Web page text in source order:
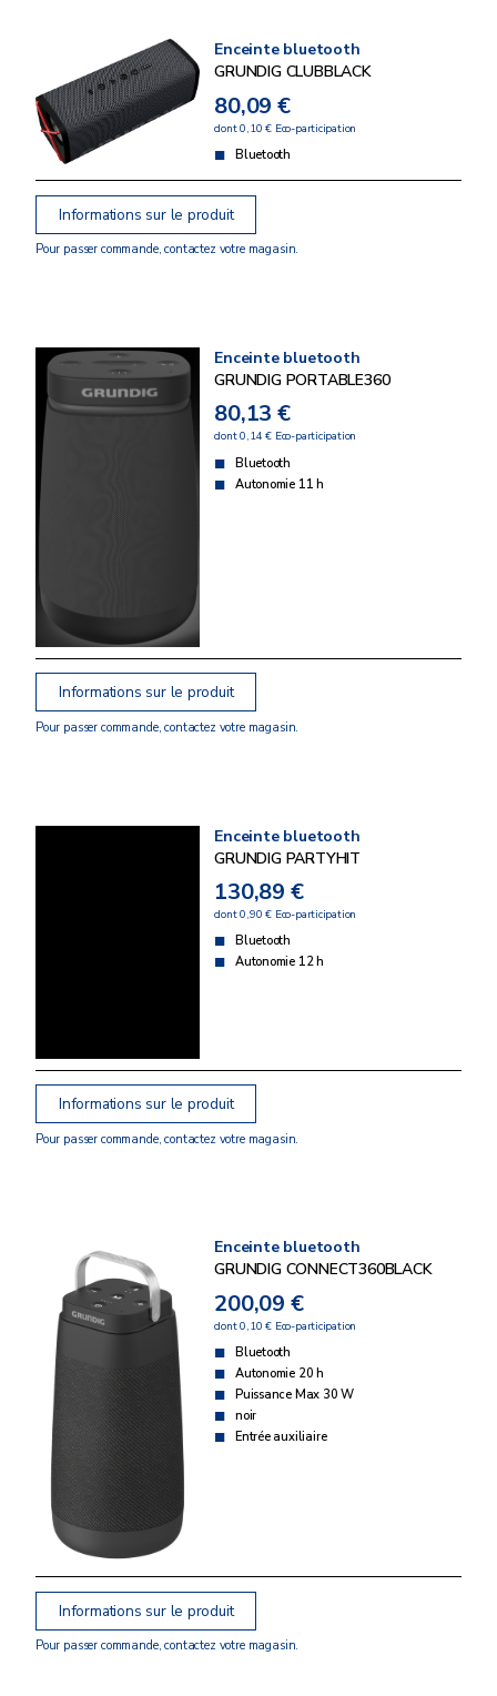
Enceinte bluetooth
GRUNDIG CLUBBLACK
80,09 €
dont 0,10 € Eco-participation
Bluetooth
Informations sur le produit
Pour passer commande, contactez votre magasin.
Enceinte bluetooth
GRUNDIG PORTABLE360
80,13 €
dont 0,14 € Eco-participation
Bluetooth
Autonomie 11 h
Informations sur le produit
Pour passer commande, contactez votre magasin.
Enceinte bluetooth
GRUNDIG PARTYHIT
130,89 €
dont 0,90 € Eco-participation
Bluetooth
Autonomie 12 h
Informations sur le produit
Pour passer commande, contactez votre magasin.
Enceinte bluetooth
GRUNDIG CONNECT360BLACK
200,09 €
dont 0,10 € Eco-participation
Bluetooth
Autonomie 20 h
Puissance Max 30 W
noir
Entrée auxiliaire
Informations sur le produit
Pour passer commande, contactez votre magasin.